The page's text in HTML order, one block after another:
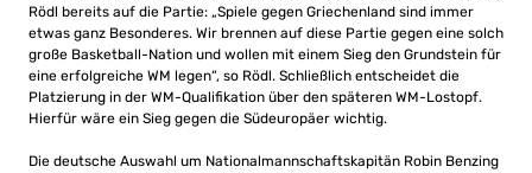
Rödl bereits auf die Partie: „Spiele gegen Griechenland sind immer
etwas ganz Besonderes. Wir brennen auf diese Partie gegen eine solch
große Basketball-Nation und wollen mit einem Sieg den Grundstein für
eine erfolgreiche WM legen“, so Rödl. Schließlich entscheidet die
Platzierung in der WM-Qualifikation über den späteren WM-Lostopf.
Hierfür wäre ein Sieg gegen die Südeuropäer wichtig.
Die deutsche Auswahl um Nationalmannschaftskapitän Robin Benzing